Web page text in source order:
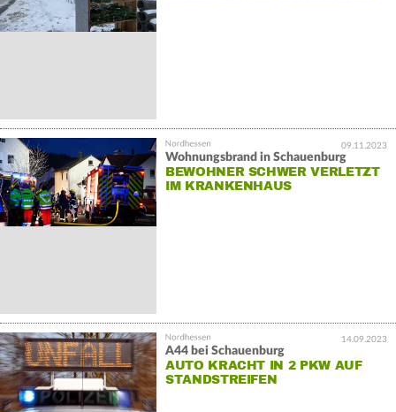
09.11.2023
Wohnungsbrand in Schauenburg
BEWOHNER SCHWER VERLETZT
IM KRANKENHAUS
14.09.2023
A44 bei Schauenburg
AUTO KRACHT IN 2 PKW AUF
STANDSTREIFEN